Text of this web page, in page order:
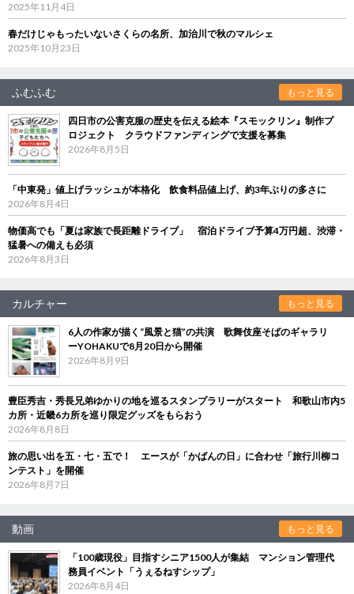
2025年11月4日
春だけじゃもったいないさくらの名所、加治川で秋のマルシェ
2025年10月23日
ふむふむ もっと見る
四日市の公害克服の歴史を伝える絵本『スモックリン』制作プ
ロジェクト クラウドファンディングで支援を募集
2026年8月5日
「中東発」値上げラッシュが本格化 飲食料品値上げ、約3年ぶりの多さに
2026年8月4日
物価高でも「夏は家族で長距離ドライブ」 宿泊ドライブ予算4万円超、渋滞・
猛暑への備えも必須
2026年8月3日
カルチャー もっと見る
6人の作家が描く“風景と猫”の共演 歌舞伎座そばのギャラリ
ーYOHAKUで8月20日から開催
2026年8月9日
豊臣秀吉・秀長兄弟ゆかりの地を巡るスタンプラリーがスタート 和歌山市内5
カ所・近畿6カ所を巡り限定グッズをもらおう
2026年8月8日
旅の思い出を五・七・五で！ エースが「かばんの日」に合わせ「旅行川柳コ
ンテスト」を開催
2026年8月7日
動画 もっと見る
「100歳現役」目指すシニア1500人が集結 マンション管理代
務員イベント「うぇるねすシップ」
2026年8月4日